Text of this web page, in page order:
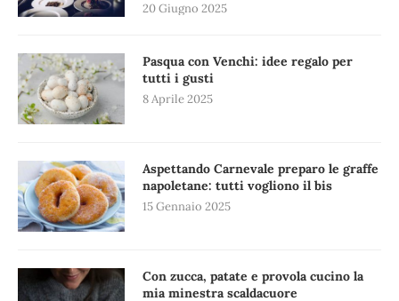
20 Giugno 2025
Pasqua con Venchi: idee regalo per
tutti i gusti
8 Aprile 2025
Aspettando Carnevale preparo le graffe
napoletane: tutti vogliono il bis
15 Gennaio 2025
Con zucca, patate e provola cucino la
mia minestra scaldacuore